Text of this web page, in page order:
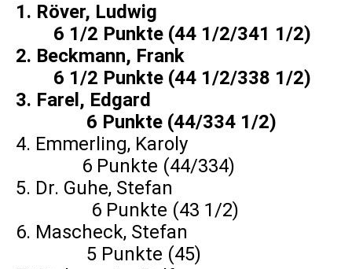
1. Röver, Ludwig
6 1/2 Punkte (44 1/2/341 1/2)
2. Beckmann, Frank
6 1/2 Punkte (44 1/2/338 1/2)
3. Farel, Edgard
6 Punkte (44/334 1/2)
4. Emmerling, Karoly
6 Punkte (44/334)
5. Dr. Guhe, Stefan
6 Punkte (43 1/2)
6. Mascheck, Stefan
5 Punkte (45)